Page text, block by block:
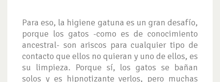
Para eso, la higiene gatuna es un gran desafío,
porque los gatos -como es de conocimiento
ancestral- son ariscos para cualquier tipo de
contacto que ellos no quieran y uno de ellos, es
su limpieza. Porque sí, los gatos se bañan
solos y es hipnotizante verlos, pero muchas